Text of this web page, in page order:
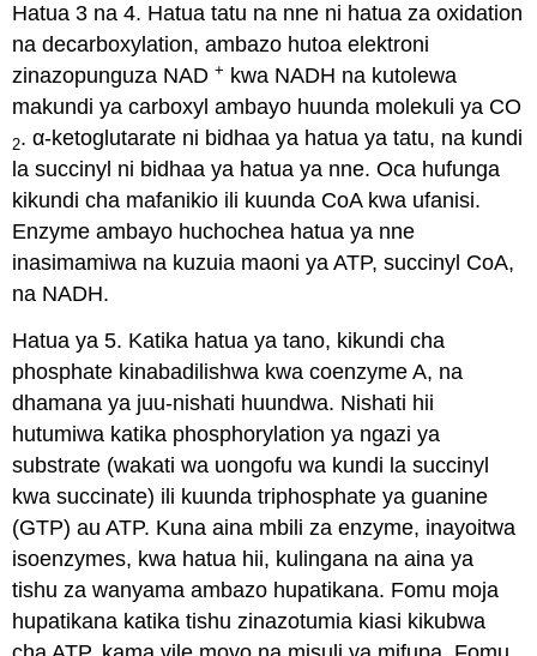
Hatua 3 na 4. Hatua tatu na nne ni hatua za oxidation
na decarboxylation, ambazo hutoa elektroni
zinazopunguza NAD+ kwa NADH na kutolewa
makundi ya carboxyl ambayo huunda molekuli ya CO
2. α-ketoglutarate ni bidhaa ya hatua ya tatu, na kundi
la succinyl ni bidhaa ya hatua ya nne. Oca hufunga
kikundi cha mafanikio ili kuunda CoA kwa ufanisi.
Enzyme ambayo huchochea hatua ya nne
inasimamiwa na kuzuia maoni ya ATP, succinyl CoA,
na NADH.
Hatua ya 5. Katika hatua ya tano, kikundi cha
phosphate kinabadilishwa kwa coenzyme A, na
dhamana ya juu-nishati huundwa. Nishati hii
hutumiwa katika phosphorylation ya ngazi ya
substrate (wakati wa uongofu wa kundi la succinyl
kwa succinate) ili kuunda triphosphate ya guanine
(GTP) au ATP. Kuna aina mbili za enzyme, inayoitwa
isoenzymes, kwa hatua hii, kulingana na aina ya
tishu za wanyama ambazo hupatikana. Fomu moja
hupatikana katika tishu zinazotumia kiasi kikubwa